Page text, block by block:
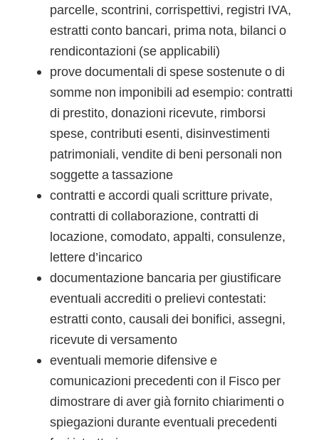
parcelle, scontrini, corrispettivi, registri IVA,
estratti conto bancari, prima nota, bilanci o
rendicontazioni (se applicabili)
prove documentali di spese sostenute o di
somme non imponibili ad esempio: contratti
di prestito, donazioni ricevute, rimborsi
spese, contributi esenti, disinvestimenti
patrimoniali, vendite di beni personali non
soggette a tassazione
contratti e accordi quali scritture private,
contratti di collaborazione, contratti di
locazione, comodato, appalti, consulenze,
lettere d’incarico
documentazione bancaria per giustificare
eventuali accrediti o prelievi contestati:
estratti conto, causali dei bonifici, assegni,
ricevute di versamento
eventuali memorie difensive e
comunicazioni precedenti con il Fisco per
dimostrare di aver già fornito chiarimenti o
spiegazioni durante eventuali precedenti